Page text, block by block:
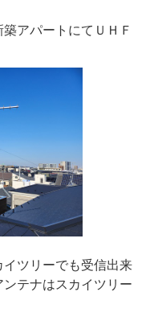
アパートにてＵＨＦ
ツリーでも受信出来
テナはスカイツリー